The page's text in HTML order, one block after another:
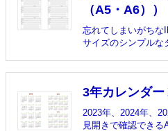
（A5・A6））
忘れてしまいがちな
サイズのシンプルな
3年カレンダー
2023年、2024年、
見開きで確認できる